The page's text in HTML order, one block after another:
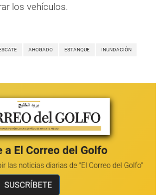
los vehículos.
AHOGADO ESTANQUE INUNDACIÓN